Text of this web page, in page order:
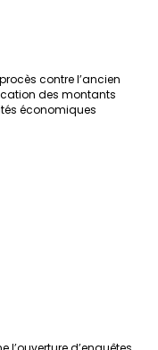
contre l’ancien
des montants
économiques